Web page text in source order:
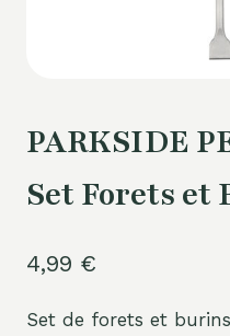
PARKSIDE
Set Forets et
4,99 €
Set de forets et burins